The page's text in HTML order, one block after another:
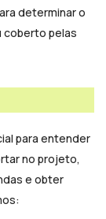
determinar o
coberto pelas
para entender
no projeto,
e obter